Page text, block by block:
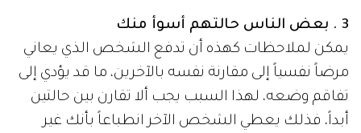
3 . بعض الناس حالتهم أسوأ منك
يمكن لملاحظات كهذه أن تدفع الشخص الذي يعاني
مرضاً نفسياً إلى مقارنة نفسه بالآخرين، ما قد يؤدي إلى
تفاقم وضعه، لهذا السبب يجب ألا تقارن بين حالتين
أبداً، فذلك يعطي الشخص الآخر انطباعاً بأنك غير